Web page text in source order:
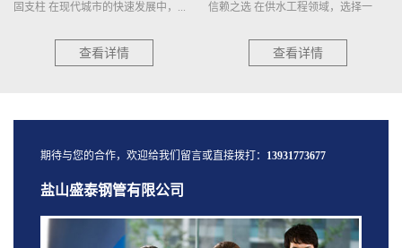
信赖之选 在供水工程领域，选择一
查看详情
的守护者 在城市的每一个角落，清
查看详情
期待与您的合作，欢迎给我们留言或直接拨打： 13931773677
盐山盛泰钢管有限公司